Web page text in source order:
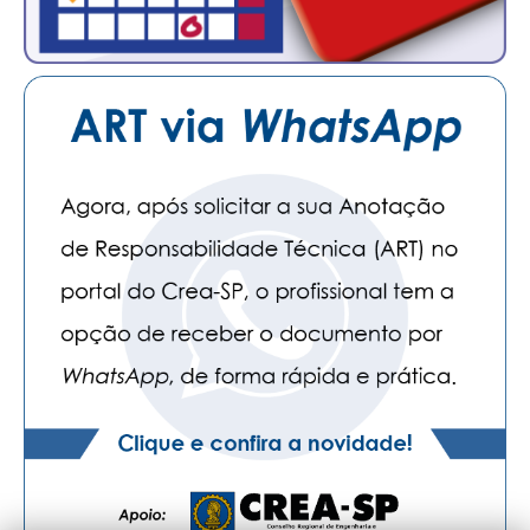
CURSOS
ENGENHEIRO EMPREENDEDOR
PLATAFORMAS GRATUITAS
BENEFÍCIOS
APOSENTADORIA
CONVÊNIOS
PLANO DE SAÚDE